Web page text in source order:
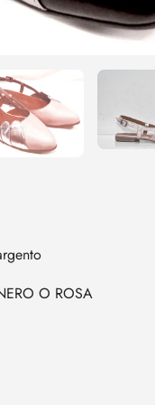
O ROSA